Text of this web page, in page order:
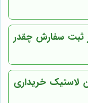
ثبت سفارش چقدر
لاستیک خریداری